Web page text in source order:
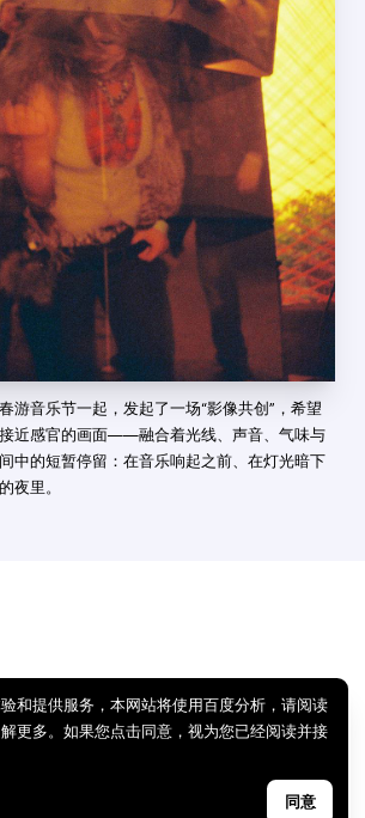
游音乐节一起，发起了一场“影像共创”，希望
近感官的画面——融合着光线、声音、气味与
中的短暂停留：在音乐响起之前、在灯光暗下
夜里。
和提供服务，本网站将使用百度分析，请阅读
更多。如果您点击同意，视为您已经阅读并接
同意